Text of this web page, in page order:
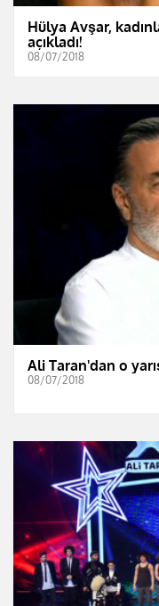
Hülya Avşar,
açıkladı!
08/07/2018
Ali Taran'dan o
08/07/2018